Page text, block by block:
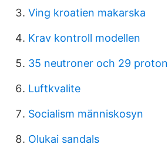
Ving kroatien makarska
Krav kontroll modellen
35 neutroner och 29
Luftkvalite
Socialism människosyn
Olukai sandals